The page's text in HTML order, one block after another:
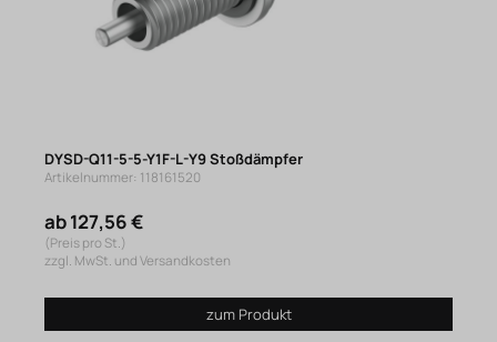
DYSD-Q11-5-5-Y1F-L-Y9 Stoßdämpfer
Artikelnummer: 118161520
ab 127,56 €
(Preis pro St.)
zzgl. MwSt. und Versandkosten
zum Produkt